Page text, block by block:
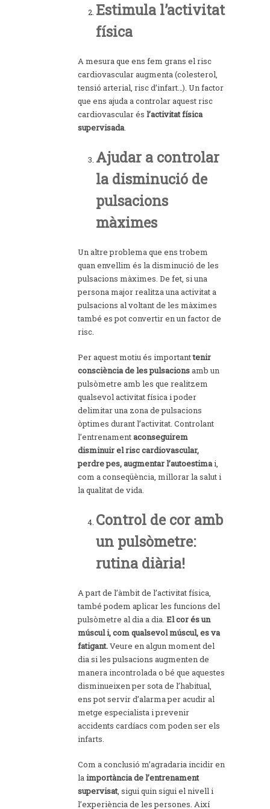
Estimula l’activitat
física
A mesura que ens fem grans el risc
cardiovascular augmenta (colesterol,
tensió arterial, risc d’infart…). Un factor
que ens ajuda a controlar aquest risc
cardiovascular és l’activitat física
supervisada.
Ajudar a controlar
la disminució de
pulsacions
màximes
Un altre problema que ens trobem
quan envellim és la disminució de les
pulsacions màximes. De fet, si una
persona major realitza una activitat a
pulsacions al voltant de les màximes
també es pot convertir en un factor de
risc.
Per aquest motiu és importanttenir
consciència de les pulsacionsamb un
pulsòmetre amb les que realitzem
qualsevol activitat física i poder
delimitar una zona de pulsacions
òptimes durant l’activitat. Controlant
l’entrenamentaconseguirem
disminuir el risc cardiovascular,
perdre pes, augmentar l’autoestimai,
com a conseqüència, millorar la salut i
la qualitat de vida.
Control de cor amb
un pulsòmetre:
rutina diària!
A part de l’àmbit de l’activitat física,
també podem aplicar les funcions del
pulsòmetre al dia a dia. El cor és un
múscul i, com qualsevol múscul, es va
fatigant.Veure en algun moment del
dia si les pulsacions augmenten de
manera incontrolada o bé que aquestes
disminueixen per sota de l’habitual,
ens pot servir d’alarma per acudir al
metge especialista i prevenir
accidents cardíacs com poden ser els
infarts.
Com a conclusió m’agradaria incidir en
laimportància de l’entrenament
supervisat, sigui quin sigui el nivell i
l’experiència de les persones. Així